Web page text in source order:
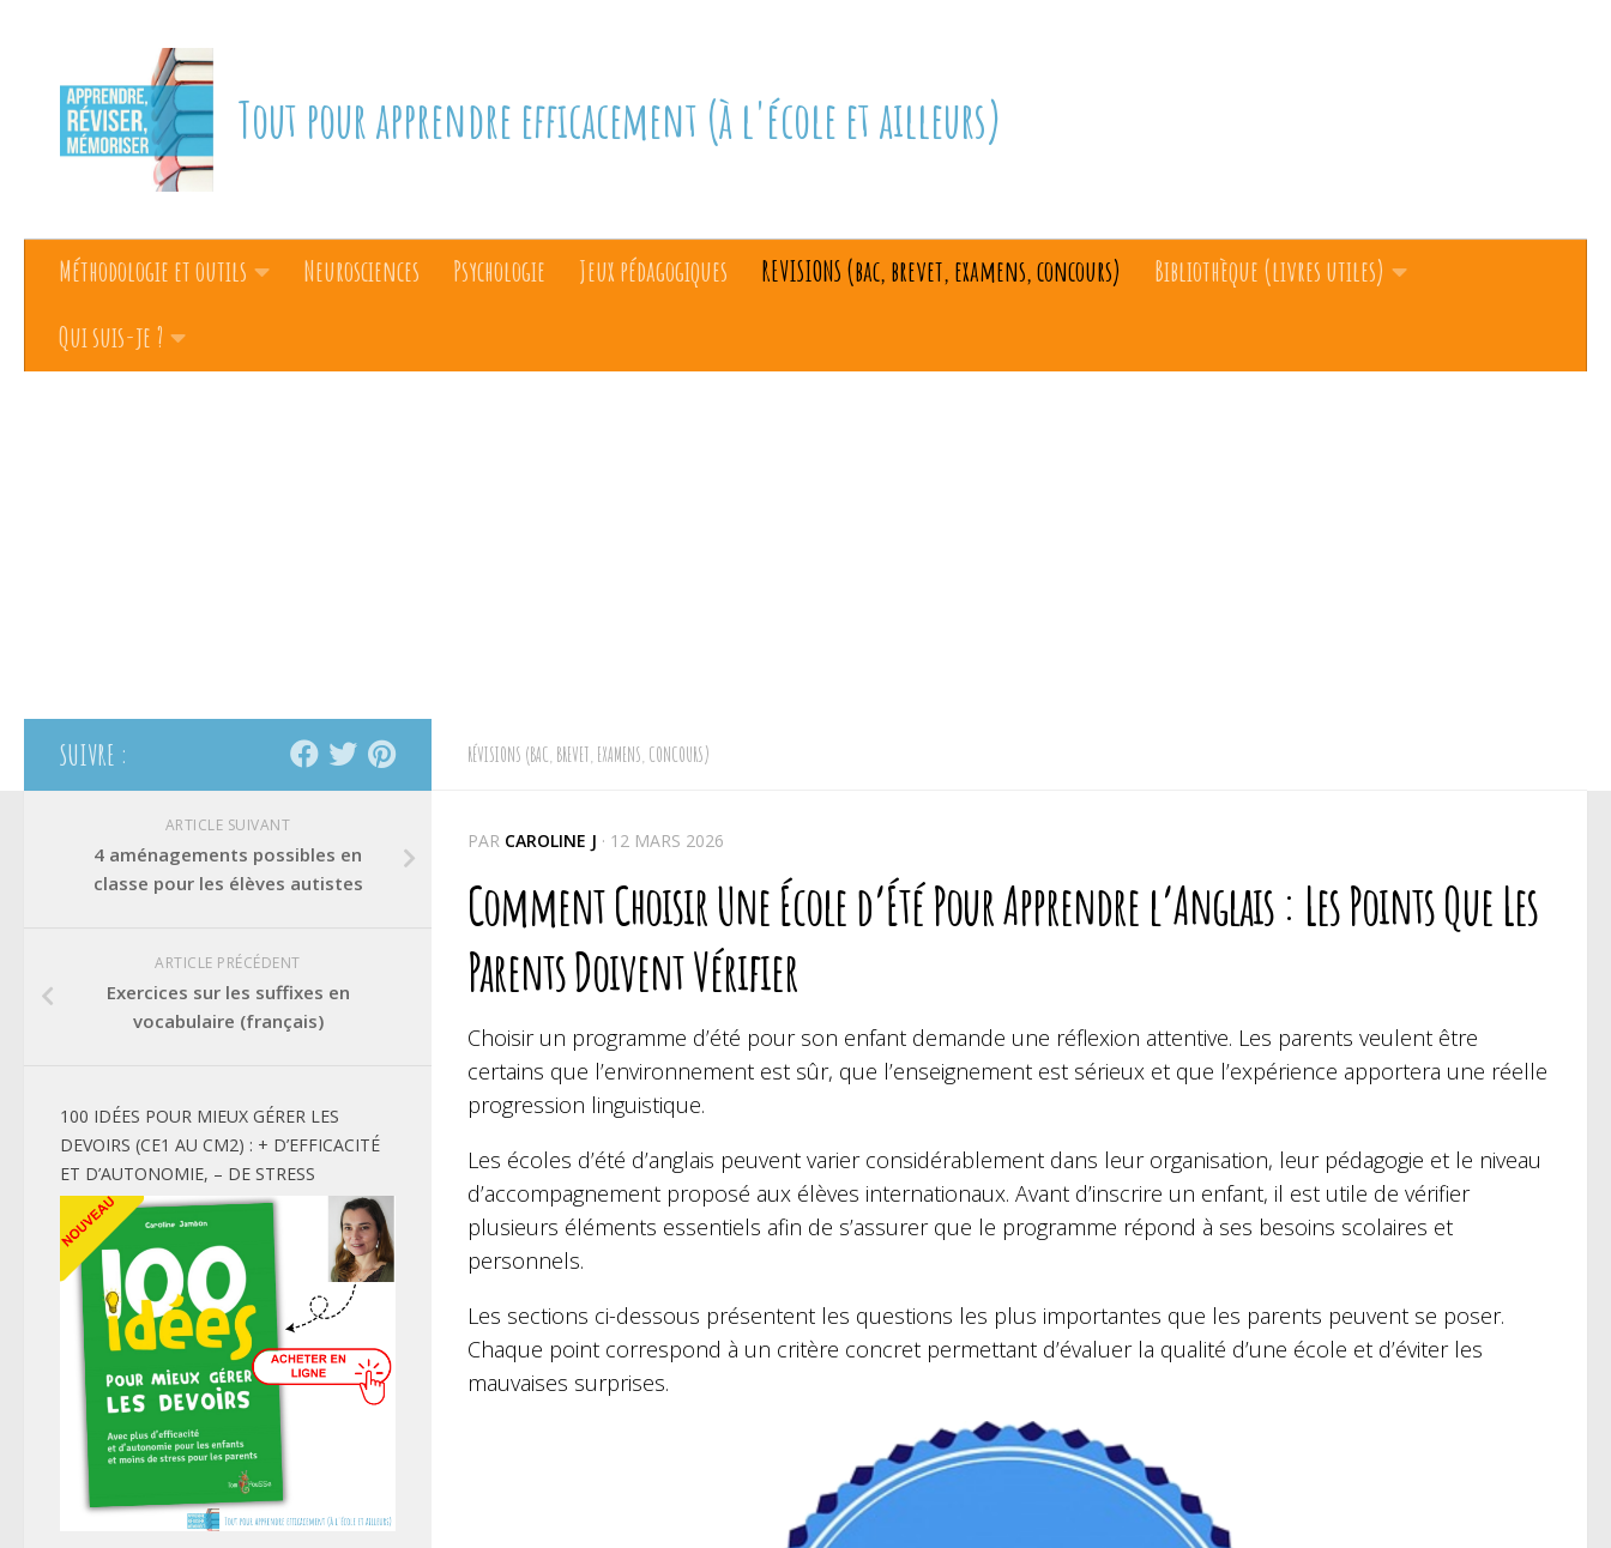
Tout pour apprendre efficacement (à l'école et ailleurs)
Méthodologie et outils Neurosciences Psychologie Jeux pédagogiques REVISIONS (bac, brevet, examens, concours)
Bibliothèque (livres utiles)
Qui suis-je ?
RÉVISIONS (BAC, BREVET, EXAMENS, CONCOURS)
PAR CAROLINE J · 12 MARS 2026
Comment Choisir Une École d’Été Pour Apprendre l’Anglais : Les Points Que Les
Parents Doivent Vérifier
Choisir un programme d’été pour son enfant demande une réflexion attentive. Les parents veulent être
certains que l’environnement est sûr, que l’enseignement est sérieux et que l’expérience apportera une réelle
progression linguistique.
Les écoles d’été d’anglais peuvent varier considérablement dans leur organisation, leur pédagogie et le niveau
d’accompagnement proposé aux élèves internationaux. Avant d’inscrire un enfant, il est utile de vérifier
plusieurs éléments essentiels afin de s’assurer que le programme répond à ses besoins scolaires et
personnels.
Les sections ci-dessous présentent les questions les plus importantes que les parents peuvent se poser.
Chaque point correspond à un critère concret permettant d’évaluer la qualité d’une école et d’éviter les
mauvaises surprises.
SUIVRE :
ARTICLE SUIVANT
4 aménagements possibles en
classe pour les élèves autistes
ARTICLE PRÉCÉDENT
Exercices sur les suffixes en
vocabulaire (français)
100 IDÉES POUR MIEUX GÉRER LES
DEVOIRS (CE1 AU CM2) : + D’EFFICACITÉ
ET D’AUTONOMIE, – DE STRESS